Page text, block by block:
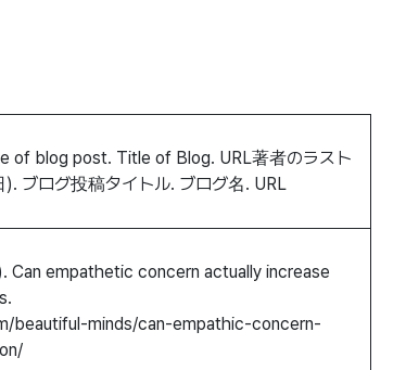
of blog post. Title of Blog. URL著者のラスト
). ブログ投稿タイトル. ブログ名. URL
Can empathetic concern actually increase
.
beautiful-minds/can-empathic-concern-